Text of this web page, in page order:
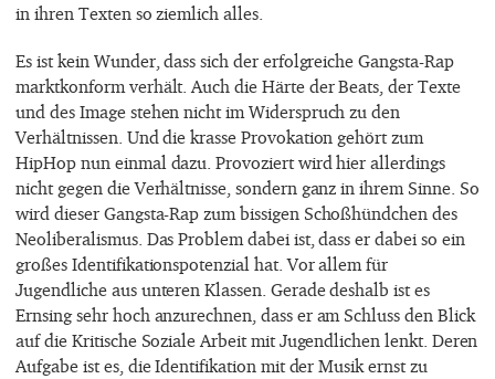
in ihren Texten so ziemlich alles.
Es ist kein Wunder, dass sich der erfolgreiche Gangsta-Rap
marktkonform verhält. Auch die Härte der Beats, der Texte
und des Image stehen nicht im Widerspruch zu den
Verhältnissen. Und die krasse Provokation gehört zum
HipHop nun einmal dazu. Provoziert wird hier allerdings
nicht gegen die Verhältnisse, sondern ganz in ihrem Sinne. So
wird dieser Gangsta-Rap zum bissigen Schoßhündchen des
Neoliberalismus. Das Problem dabei ist, dass er dabei so ein
großes Identifikationspotenzial hat. Vor allem für
Jugendliche aus unteren Klassen. Gerade deshalb ist es
Ernsing sehr hoch anzurechnen, dass er am Schluss den Blick
auf die Kritische Soziale Arbeit mit Jugendlichen lenkt. Deren
Aufgabe ist es, die Identifikation mit der Musik ernst zu